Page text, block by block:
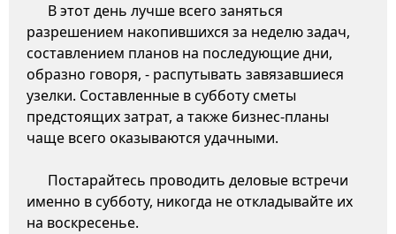
В этот день лучше всего заняться
разрешением накопившихся за неделю задач,
составлением планов на последующие дни,
образно говоря, - распутывать завязавшиеся
узелки. Составленные в субботу сметы
предстоящих затрат, а также бизнес-планы
чаще всего оказываются удачными.
Постарайтесь проводить деловые встречи
именно в субботу, никогда не откладывайте их
на воскресенье.